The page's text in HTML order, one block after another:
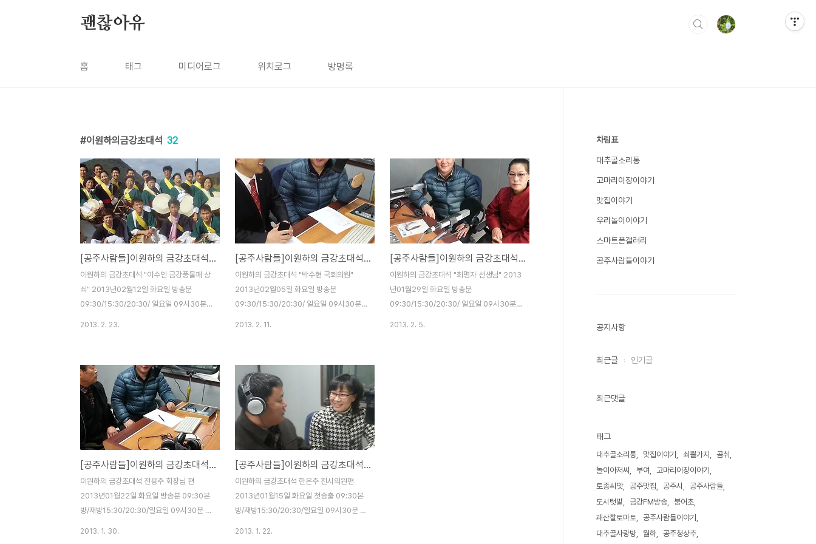
괜찮아유
홈 태그 미디어로그 위치로그 방명록
이원하의금강초대석 32
[공주사람들]이원하의 금강초대석 "이수인 금강풍물패 상쇠"
이원하의 금강초대석 "이수인 금강풍물패 상
쇠" 2013년02월12일 화요일 방송분
09:30/15:30/20:30/ 일요일 09시30분
http://tunein.com/station/?
StationId=187925
2013. 2. 23.
[공주사람들]이원하의 금강초대석 "박수현 국회의원"
이원하의 금강초대석 "박수현 국회의원"
2013년02월05일 화요일 방송분
09:30/15:30/20:30/ 일요일 09시30분
http://tunein.com/station/?
StationId=187925
2013. 2. 11.
[공주사람들]이원하의 금강초대석 "최명자 선생님"
이원하의 금강초대석 "최명자 선생님" 2013
년01월29일 화요일 방송분
09:30/15:30/20:30/ 일요일 09시30분
2013. 2. 5.
[공주사람들]이원하의 금강초대석 전용주 회장님 편
이원하의 금강초대석 전용주 회장님 편
2013년01월22일 화요일 방송분 09:30본
방/재방15:30/20:30/일요일 09시30분 최
2013. 1. 30.
[공주사람들]이원하의 금강초대석 한은주 전시의원편
이원하의 금강초대석 한은주 전시의원편
2013년01월15일 화요일 첫송출 09:30본
방/재방15:30/20:30/일요일 09시30분 동
2013. 1. 22.
차림표
대추골소리통
고마리이장이야기
맛집이야기
우리놀이이야기
스마트폰갤러리
공주사람들이야기
공지사항
최근글 인기글
최근댓글
태그
대추골소리통 맛집이야기 쇠뿔가지
곰취
놀이아저씨
부여
고마리이장이야기
토종씨앗
공주맛집 공주시
공주사람들
도시텃밭
금강FM방송
붕어초
괘산찰토마토
공주사람들이야기
대추골사랑방
월하
공주청상추